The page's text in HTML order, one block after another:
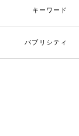
キーワード
パブリシティ